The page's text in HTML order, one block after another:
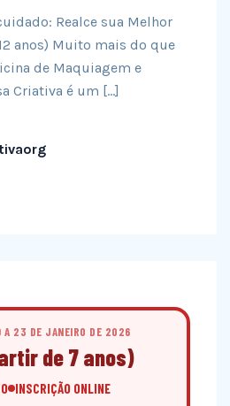
Realce sua Melhor
anos) Muito mais do que
de Maquiagem e
Criativa é um […]
A 23 DE JANEIRO DE 2026
de 7 anos)
INSCRIÇÃO ONLINE